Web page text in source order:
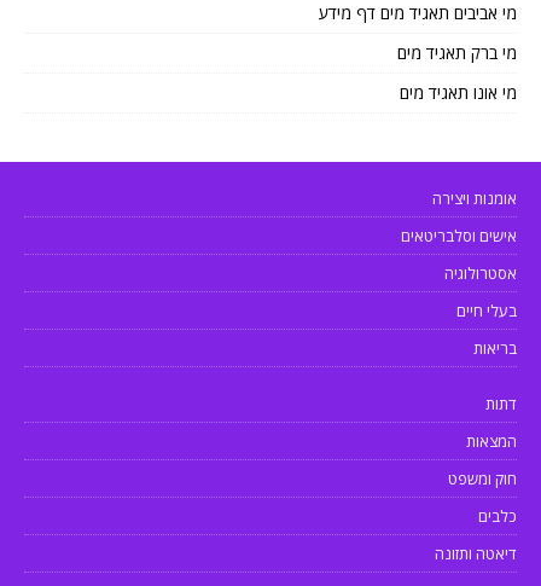
מי אביבים תאגיד מים דף מידע
מי ברק תאגיד מים
מי אונו תאגיד מים
אומנות ויצירה
אישים וסלבריטאים
אסטרולוגיה
בעלי חיים
בריאות
דתות
המצאות
חוק ומשפט
כלבים
דיאטה ותזונה